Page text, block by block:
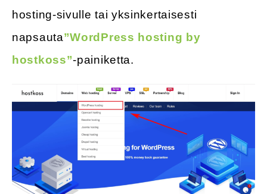
hosting-sivulle tai yksinkertaisesti
napsauta”WordPress hosting by
hostkoss”-painiketta.